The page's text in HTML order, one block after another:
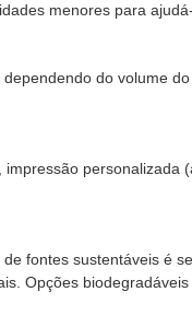
menores para
do volume
personalizada
fontes sustentáveis ​​é
Opções